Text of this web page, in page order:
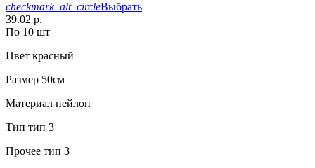
checkmark_alt_circleВыбрать
39.02 р.
По 10 шт
Цвет красный
Размер 50см
Материал нейлон
Тип тип 3
Прочее тип 3